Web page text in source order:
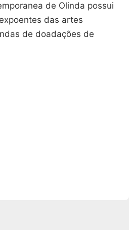
de Olinda possui
das artes
de doadações de